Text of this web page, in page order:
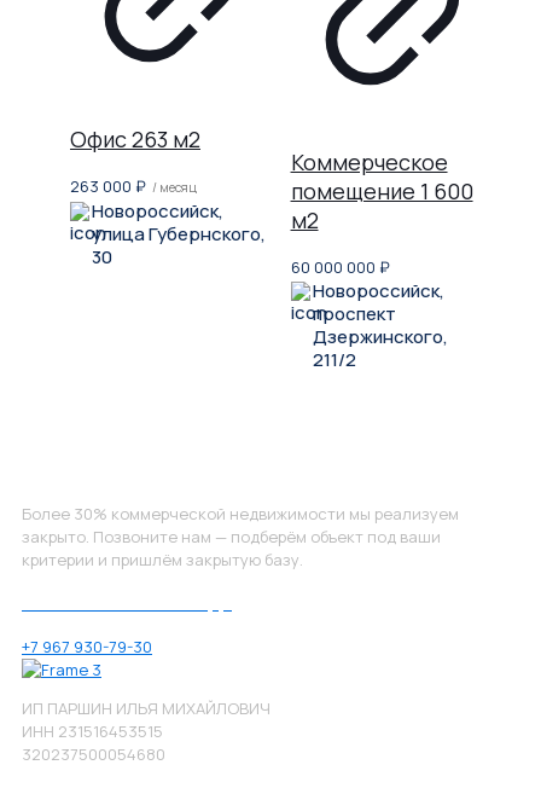
Офис 263 м2
263 000 ₽ / месяц
Новороссийск,
улица Губернского,
30
Коммерческое
помещение 1 600
м2
60 000 000 ₽
Новороссийск,
проспект
Дзержинского,
211/2
Более 30% коммерческой недвижимости мы реализуем
закрыто. Позвоните нам — подберём объект под ваши
критерии и пришлём закрытую базу.
+7 967 930-79-30
ИП ПАРШИН ИЛЬЯ МИХАЙЛОВИЧ
ИНН 231516453515
320237500054680